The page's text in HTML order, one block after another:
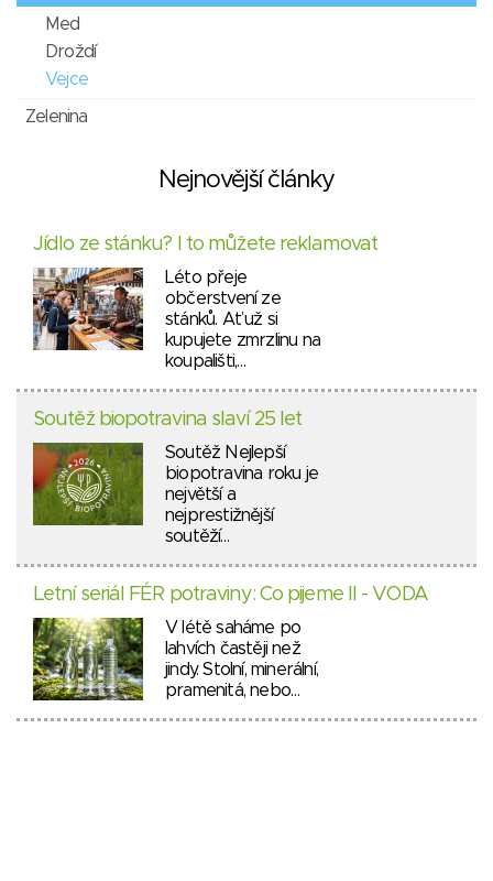
Med
Droždí
Vejce
Zelenina
Nejnovější články
Jídlo ze stánku? I to můžete reklamovat
Léto přeje
občerstvení ze
stánků. Ať už si
kupujete zmrzlinu na
koupališti,…
Soutěž biopotravina slaví 25 let
Soutěž Nejlepší
biopotravina roku je
největší a
nejprestižnější
soutěží…
Letní seriál FÉR potraviny: Co pijeme II - VODA
V létě saháme po
lahvích častěji než
jindy. Stolní, minerální,
pramenitá, nebo…